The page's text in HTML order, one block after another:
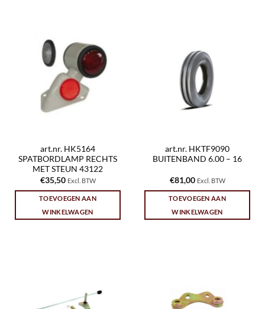
art.nr. HK5164
SPATBORDLAMP RECHTS
MET STEUN 43122
€35,50 Excl. BTW
TOEVOEGEN AAN
WINKELWAGEN
art.nr. HKTF9090
BUITENBAND 6.00 – 16
€81,00 Excl. BTW
TOEVOEGEN AAN
WINKELWAGEN